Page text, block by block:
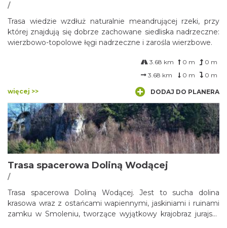
/
Trasa wiedzie wzdłuż naturalnie meandrującej rzeki, przy
której znajdują się dobrze zachowane siedliska nadrzeczne:
wierzbowo-topolowe łęgi nadrzeczne i zarośla wierzbowe.
3.68 km 0 m
0 m
3.68 km
0 m 0 m
więcej >> DODAJ DO PLANERA
Trasa spacerowa Doliną Wodącej
/
Trasa spacerowa Doliną Wodącej. Jest to sucha dolina
krasowa wraz z ostańcami wapiennymi, jaskiniami i ruinami
zamku w Smoleniu, tworzące wyjątkowy krajobraz jurajski,